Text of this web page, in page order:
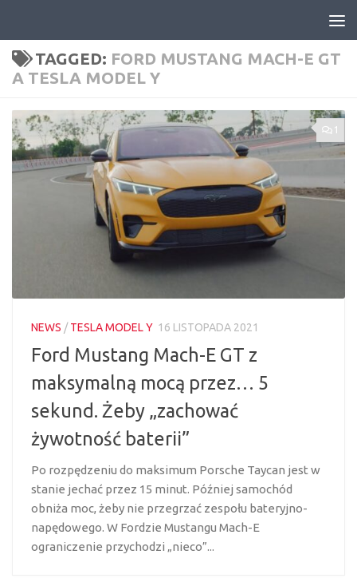
TAGGED: FORD MUSTANG MACH-E GT
A TESLA MODEL Y
1
NEWS /TESLA MODEL Y 16 LISTOPADA 2021
Ford Mustang Mach-E GT z
maksymalną mocą przez… 5
sekund. Żeby „zachować
żywotność baterii”
Po rozpędzeniu do maksimum Porsche Taycan jest w
stanie jechać przez 15 minut. Później samochód
obniża moc, żeby nie przegrzać zespołu bateryjno-
napędowego. W Fordzie Mustangu Mach-E
ograniczenie przychodzi „nieco”...